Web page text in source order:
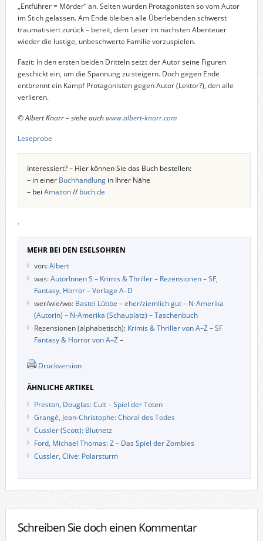
„Entführer = Mörder“ an. Selten wurden Protagonisten so vom Autor
im Stich gelassen. Am Ende bleiben alle Überlebenden schwerst
traumatisiert zurück – bereit, dem Leser im nächsten Abenteuer
wieder die lustige, unbeschwerte Familie vorzuspielen.
Fazit: In den ersten beiden Dritteln setzt der Autor seine Figuren
geschickt ein, um die Spannung zu steigern. Doch gegen Ende
entbrennt ein Kampf Protagonisten gegen Autor (Lektor?), den alle
verlieren.
© Albert Knorr – siehe auchwww.albert-knorr.com
Leseprobe
Interessiert? – Hier können Sie das Buch bestellen:
– in einer Buchhandlungin Ihrer Nähe
– bei Amazon//buch.de
.
MEHR BEI DEN ESELSOHREN
von:Albert
was:AutorInnen S – Krimis & Thriller– Rezensionen–SF,
Fantasy, Horror–Verlage A–D
wer/wie/wo: Bastei Lübbe –eher/ziemlich gut– N-Amerika
(Autorin) – N-Amerika (Schauplatz) –Taschenbuch
Rezensionen (alphabetisch): Krimis & Thriller von A–Z–SF
Fantasy & Horror von A–Z–
Druckversion
ÄHNLICHE ARTIKEL
Preston, Douglas: Cult – Spiel der Toten
Grangé, Jean-Christophe: Choral des Todes
Cussler (Scott): Blutnetz
Ford, Michael Thomas: Z – Das Spiel der Zombies
Cussler, Clive: Polarsturm
Schreiben Sie doch einen Kommentar